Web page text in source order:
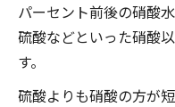
パーセント前後の硝酸
硫酸などといった硝酸
す。
硫酸よりも硝酸の方が